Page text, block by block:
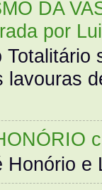
DA
por
Totalitário
lavouras
Honório